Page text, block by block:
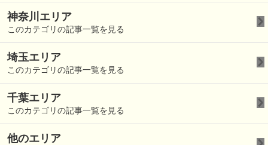
神奈川エリア
このカテゴリの記事一覧を見る
埼玉エリア
このカテゴリの記事一覧を見る
千葉エリア
このカテゴリの記事一覧を見る
他のエリア